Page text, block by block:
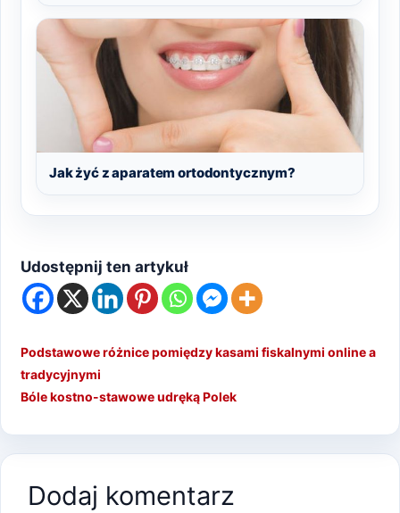
Jak żyć z aparatem ortodontycznym?
Udostępnij ten artykuł
Podstawowe różnice pomiędzy kasami fiskalnymi online a
tradycyjnymi
Bóle kostno-stawowe udręką Polek
Dodaj komentarz